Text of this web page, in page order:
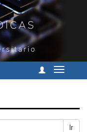
Cambiar
Ir